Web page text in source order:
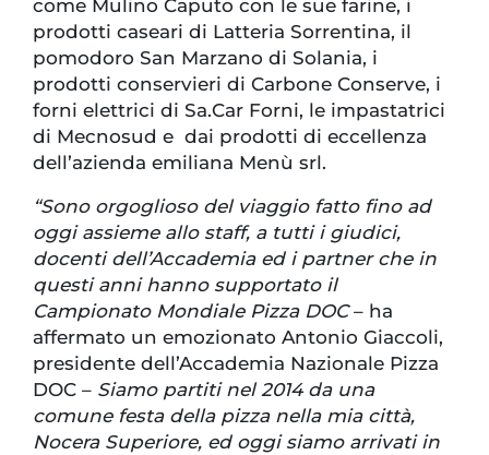
come Mulino Caputo con le sue farine, i
prodotti caseari di Latteria Sorrentina, il
pomodoro San Marzano di Solania, i
prodotti conservieri di Carbone Conserve, i
forni elettrici di Sa.Car Forni, le impastatrici
di Mecnosud e dai prodotti di eccellenza
dell’azienda emiliana Menù srl.
“Sono orgoglioso del viaggio fatto fino ad
oggi assieme allo staff, a tutti i giudici,
docenti dell’Accademia ed i partner che in
questi anni hanno supportato il
Campionato Mondiale Pizza DOC– ha
affermato un emozionato Antonio Giaccoli,
presidente dell’Accademia Nazionale Pizza
DOC – Siamo partiti nel 2014 da una
comune festa della pizza nella mia città,
Nocera Superiore, ed oggi siamo arrivati in